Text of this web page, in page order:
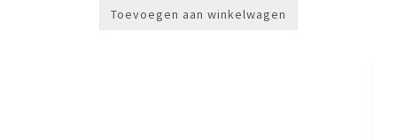
Toevoegen aan winkelwagen